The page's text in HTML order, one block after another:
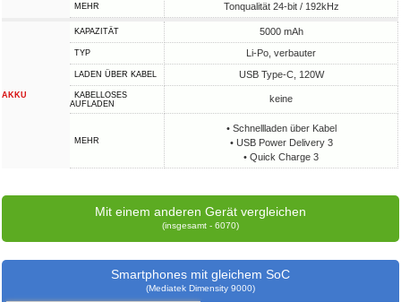
MEHR Tonqualität 24-bit / 192kHz
AKKU
KAPAZITÄT 5000 mAh
TYP Li-Po, verbauter
LADEN ÜBER KABEL USB Type-C, 120W
KABELLOSES
AUFLADEN
keine
MEHR
• Schnellladen über Kabel
• USB Power Delivery 3
• Quick Charge 3
Mit einem anderen Gerät vergleichen
(insgesamt - 6070)
Smartphones mit gleichem SoC
(Mediatek Dimensity 9000)